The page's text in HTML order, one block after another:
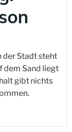
der Stadt steht
dem Sand liegt
gibt nichts